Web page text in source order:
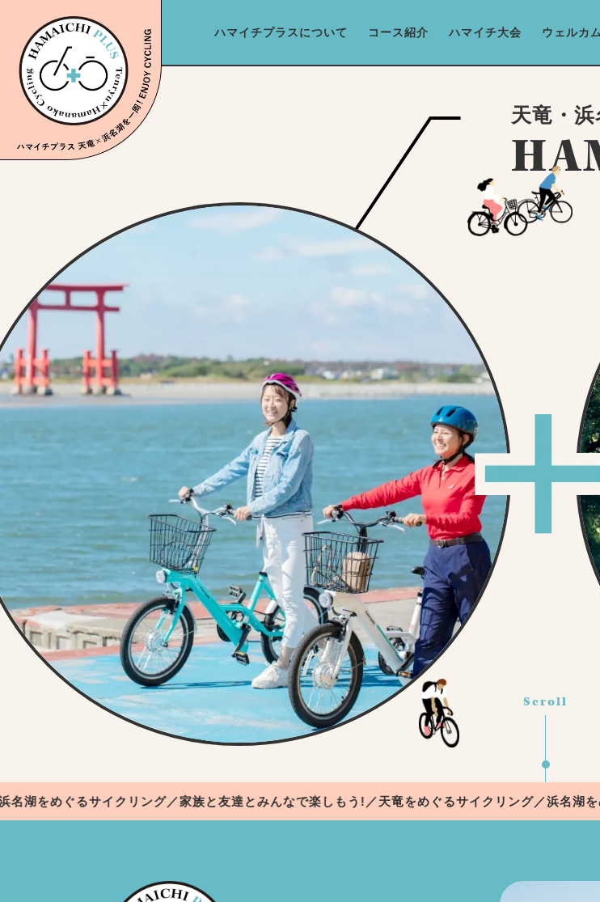
ハマイチプラスについて コース紹介 ハマイチ大会 ウェルカ
天竜・
めぐるサイクリング／家族と友達とみんなで楽しもう!／天竜をめぐるサイクリング／浜名湖をめぐ
Scroll